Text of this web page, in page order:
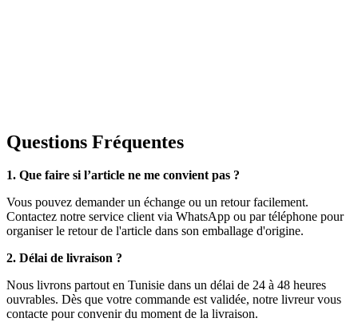
Questions Fréquentes
1. Que faire si l’article ne me convient pas ?
Vous pouvez demander un échange ou un retour facilement.
Contactez notre service client via WhatsApp ou par téléphone pour
organiser le retour de l'article dans son emballage d'origine.
2. Délai de livraison ?
Nous livrons partout en Tunisie dans un délai de 24 à 48 heures
ouvrables. Dès que votre commande est validée, notre livreur vous
contacte pour convenir du moment de la livraison.